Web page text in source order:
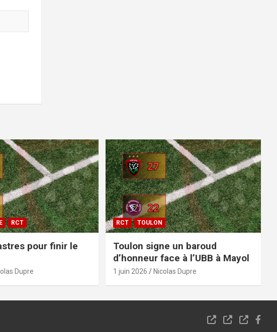
RCT
pour finir le
Dupre
RCT TOULON
Toulon signe un baroud
d’honneur face à l’UBB à Mayol
1 juin 2026 Nicolas Dupre